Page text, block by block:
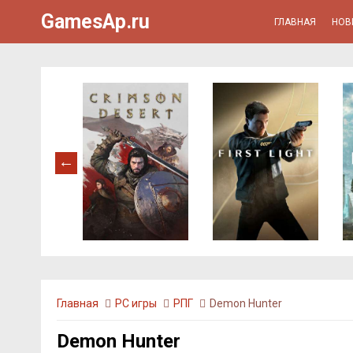
GamesAp.ru ГЛАВНАЯ
Главная PC игры РПГ Demon Hunter
Demon Hunter